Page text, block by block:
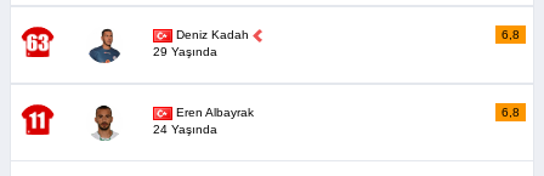
Deniz Kadah
29 Yaşında
6,8
Eren Albayrak
24 Yaşında
6,8